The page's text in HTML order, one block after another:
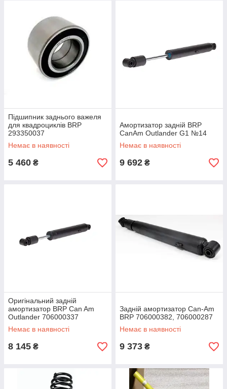
Підшипник заднього важеля
для квадроциклів BRP
293350037
Немає в наявності
5 460 ₴
Амортизатор задній BRP
CanAm Outlander G1 №14
Немає в наявності
9 692 ₴
Оригінальний задній
амортизатор BRP Can Am
Outlander 706000337
Немає в наявності
8 145 ₴
Задній амортизатор Can-Am
BRP 706000382, 706000287
Немає в наявності
9 373 ₴